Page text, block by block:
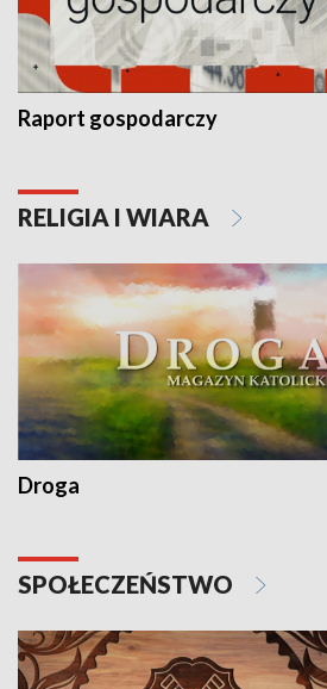
Raport gospodarczy
RELIGIA I WIARA
Droga
SPOŁECZEŃSTWO